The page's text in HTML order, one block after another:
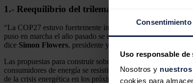
Consentimiento
Uso responsable de
Nosotros y
cookies para
1.- Reequilibrio del trilema energético
“La COP27 estuvo fuertemente influenciada por las
puso en marcha el año pasado se ralentizará, al menos a
dice Simon Flowers, presidente y analista jefe de
Las propuestas para construir sobre el compromiso de la
consumidores de energía se resistieron, uniéndose al coro
de la crisis energética en los próximos años”, firma Flowers.